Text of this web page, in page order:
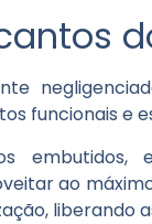
funcionais e
ao
liberando